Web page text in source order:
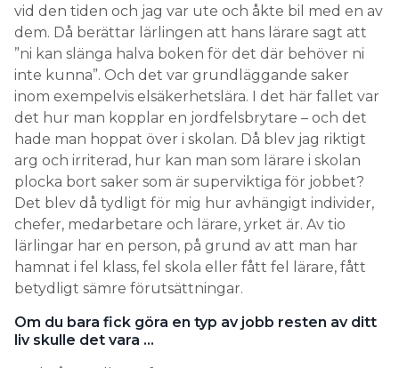
inom exempelvis elsäkerhetslära. I det här fallet var
det hur man kopplar en jordfelsbrytare – och det
hade man hoppat över i skolan. Då blev jag riktigt
arg och irriterad, hur kan man som lärare i skolan
plocka bort saker som är superviktiga för jobbet?
Det blev då tydligt för mig hur avhängigt individer,
chefer, medarbetare och lärare, yrket är. Av tio
lärlingar har en person, på grund av att man har
hamnat i fel klass, fel skola eller fått fel lärare, fått
betydligt sämre förutsättningar.
Om du bara fick göra en typ av jobb resten av ditt
liv skulle det vara …
– Vd på Installatörsföretagen.
”Av tio lärlingar har en person, på